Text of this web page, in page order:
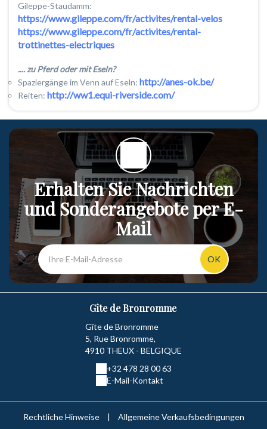
Gileppe-Staudamm:
https://www.gileppe.com/fr/activites/rental-velos
https://www.gileppe.com/fr/activites/rental-
trottinettes-electriques
.... zu Pferd oder mit Eseln?
Spaziergänge im Venn auf Eseln: http://anes-ok.be/
Reiten: http://ww1.equi-riverside.com/
Erhalten Sie Nachrichten
und Sonderangebote per E-
Mail
OK
Gîte de Bronromme
Gîte de Bronromme
5, Rue Bronromme,
4910 THEUX - BELGIQUE
+32 478 28 00 63
E-Mail-Kontakt
Rechtliche Hinweise | Allgemeine Verkaufsbedingungen